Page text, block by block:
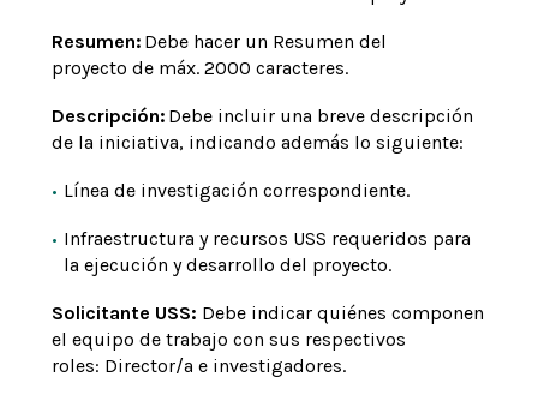
Resumen: Debe hacer un Resumen del
proyecto de máx. 2000 caracteres.
Descripción: Debe incluir una breve descripción
de la iniciativa, indicando además lo siguiente:
Línea de investigación correspondiente.
Infraestructura y recursos USS requeridos para
la ejecución y desarrollo del proyecto.
Solicitante USS: Debe indicar quiénes componen
el equipo de trabajo con sus respectivos
roles: Director/a e investigadores.